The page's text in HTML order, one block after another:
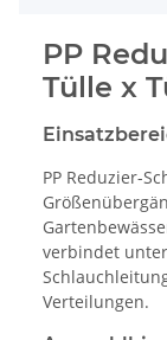
PP
Tülle x
PP Reduzier-
verbindet
Verteilungen.